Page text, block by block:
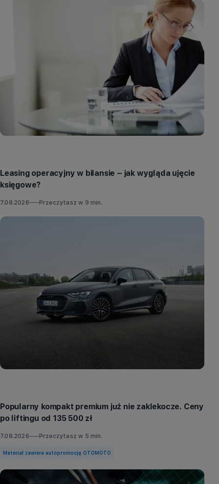
Leasing operacyjny w bilansie – jak wygląda ujęcie
księgowe?
7.08.2026 Przeczytasz w 9 min.
Popularny kompakt premium już nie zaklekocze. Ceny
po liftingu od 135 500 zł
7.08.2026 Przeczytasz w 5 min.
Materiał zawiera autopromocję OTOMOTO